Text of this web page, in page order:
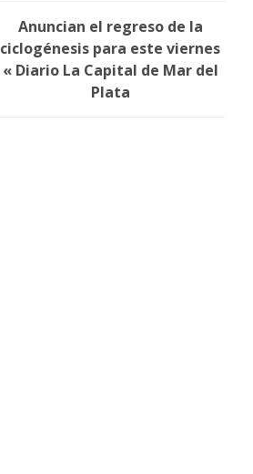
Anuncian el regreso de la
ciclogénesis para este viernes
« Diario La Capital de Mar del
Plata